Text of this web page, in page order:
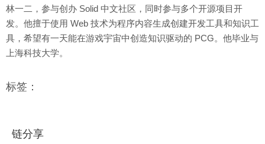
林一二，参与创办 Solid 中文社区，同时参与多个开源项目开
发。他擅于使用 Web 技术为程序内容生成创建开发工具和知识工
具，希望有一天能在游戏宇宙中创造知识驱动的 PCG。他毕业与
上海科技大学。
标签：
链分享